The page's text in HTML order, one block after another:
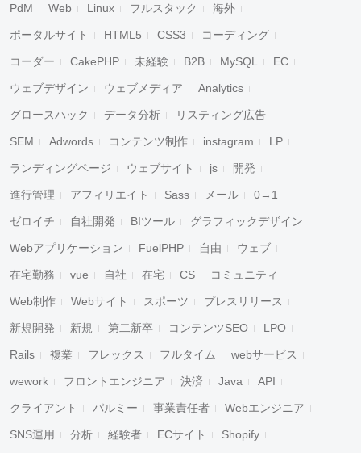
PdM Web Linux フルスタック 海外
ポータルサイト HTML5 CSS3 コーディング
コーダー CakePHP 未経験 B2B MySQL EC
ウェブデザイン ウェブメディア Analytics
グロースハック データ分析 リスティング広告
SEM Adwords コンテンツ制作 instagram LP
ランディングページ ウェブサイト js 開発
進行管理 アフィリエイト Sass メール 0→1
ゼロイチ 自社開発 BIツール グラフィックデザイン
Webアプリケーション FuelPHP 自由 ウェブ
在宅勤務 vue 自社 在宅 CS コミュニティ
Web制作 Webサイト スポーツ プレスリリース
新規開発 新規 第二新卒 コンテンツSEO LPO
Rails 複業 フレックス フルタイム webサービス
wework フロントエンジニア 決済 Java API
クライアント パルミー 事業責任者 Webエンジニア
SNS運用 分析 経験者 ECサイト Shopify